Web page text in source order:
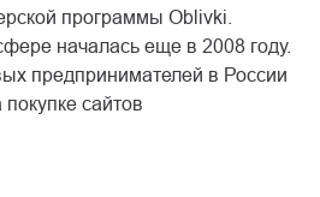
программы Oblivki.
началась еще в 2008 году.
предпринимателей в России
сайтов